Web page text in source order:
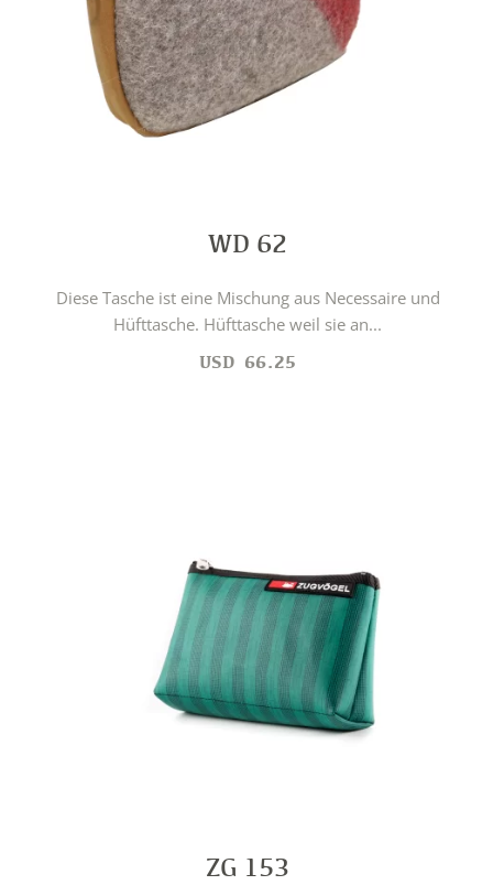
WD 62
Diese Tasche ist eine Mischung aus Necessaire und
Hüfttasche. Hüfttasche weil sie an...
USD 66.25
ZG 153